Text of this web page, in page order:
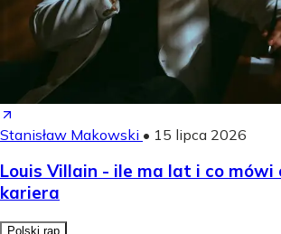
Stanisław Makowski • 15 lipca 2026
Louis Villain - ile ma lat i co mówi
kariera
Polski rap